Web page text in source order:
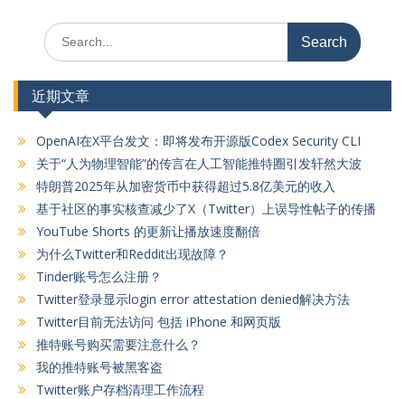
Search
for:
近期文章
OpenAI在X平台发文：即将发布开源版Codex Security CLI
关于“人为物理智能”的传言在人工智能推特圈引发轩然大波
特朗普2025年从加密货币中获得超过5.8亿美元的收入
基于社区的事实核查减少了X（Twitter）上误导性帖子的传播
YouTube Shorts 的更新让播放速度翻倍
为什么Twitter和Reddit出现故障？
Tinder账号怎么注册？
Twitter登录显示login error attestation denied解决方法
Twitter目前无法访问 包括 iPhone 和网页版
推特账号购买需要注意什么？
我的推特账号被黑客盗
Twitter账户存档清理工作流程